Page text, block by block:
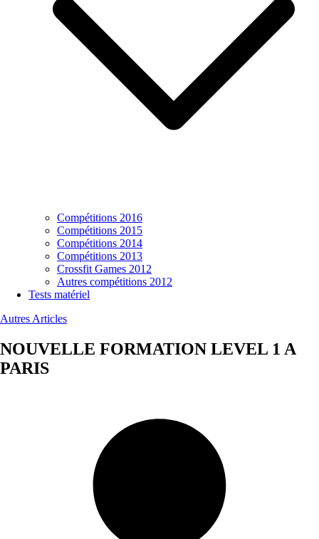
Compétitions 2016
Compétitions 2015
Compétitions 2014
Compétitions 2013
Crossfit Games 2012
Autres compétitions 2012
Tests matériel
Autres Articles
NOUVELLE FORMATION LEVEL 1 A
PARIS